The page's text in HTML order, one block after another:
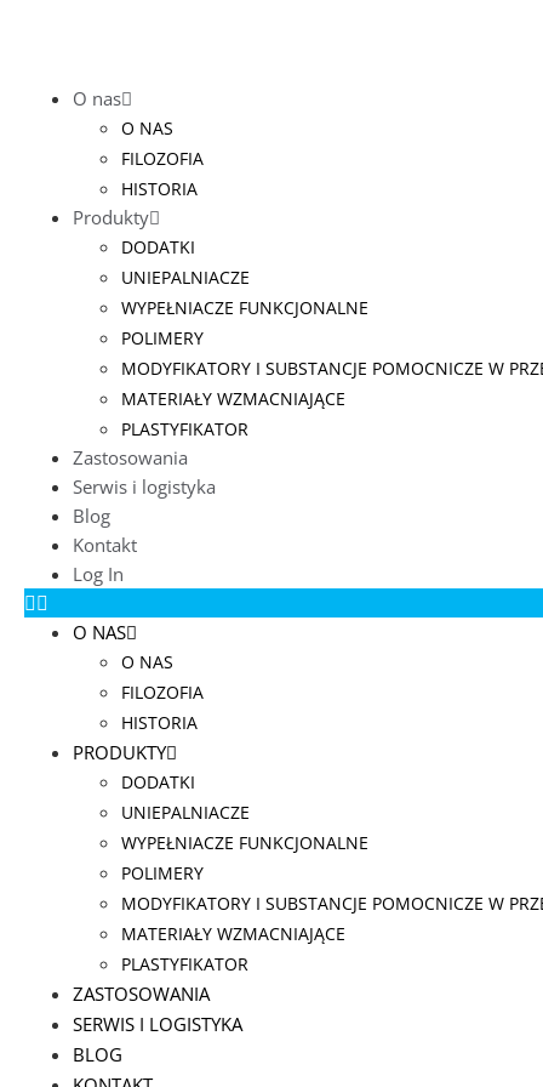
O nas
O NAS
FILOZOFIA
HISTORIA
Produkty
DODATKI
UNIEPALNIACZE
WYPEŁNIACZE FUNKCJONALNE
POLIMERY
MODYFIKATORY I SUBSTANCJE POMOCNICZE W
MATERIAŁY WZMACNIAJĄCE
PLASTYFIKATOR
Zastosowania
Serwis i logistyka
Blog
Kontakt
Log In
O NAS
O NAS
FILOZOFIA
HISTORIA
PRODUKTY
DODATKI
UNIEPALNIACZE
WYPEŁNIACZE FUNKCJONALNE
POLIMERY
MODYFIKATORY I SUBSTANCJE POMOCNICZE W
MATERIAŁY WZMACNIAJĄCE
PLASTYFIKATOR
ZASTOSOWANIA
SERWIS I LOGISTYKA
BLOG